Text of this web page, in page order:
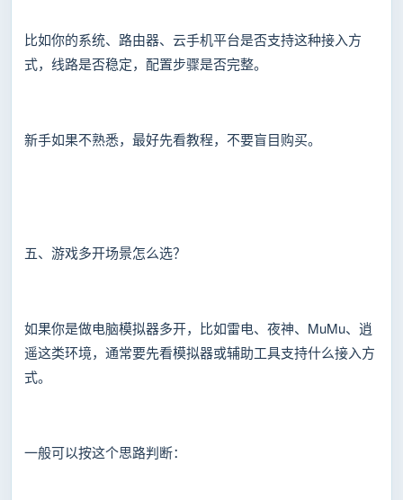
比如你的系统、路由器、云手机平台是否支持这种接入方
式，线路是否稳定，配置步骤是否完整。
新手如果不熟悉，最好先看教程，不要盲目购买。
五、游戏多开场景怎么选？
如果你是做电脑模拟器多开，比如雷电、夜神、MuMu、逍
遥这类环境，通常要先看模拟器或辅助工具支持什么接入方
式。
一般可以按这个思路判断：